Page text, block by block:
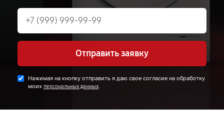
Отправить заявку
Нажимая на кнопку отправить я даю свое согласие на обработку
моих персональных данных.